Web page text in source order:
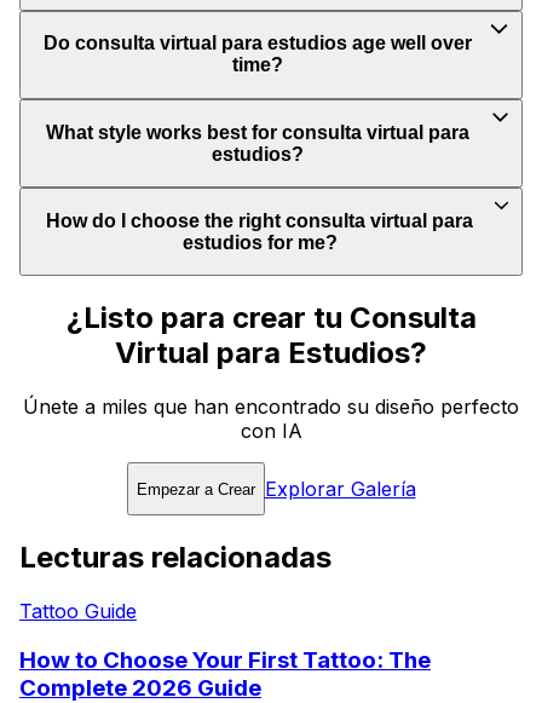
Do consulta virtual para estudios age well over
time?
What style works best for consulta virtual para
estudios?
How do I choose the right consulta virtual para
estudios for me?
¿Listo para crear tu Consulta
Virtual para Estudios?
Únete a miles que han encontrado su diseño perfecto
con IA
Empezar a Crear Explorar Galería
Lecturas relacionadas
Tattoo Guide
How to Choose Your First Tattoo: The
Complete 2026 Guide